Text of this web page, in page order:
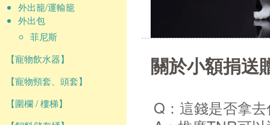
外出籠/運輸籠
外出包
菲尼斯
【寵物飲水器】
【寵物頸套、頭套】
【圍欄 / 樓梯】
關於小額捐送
Q：這錢是否拿